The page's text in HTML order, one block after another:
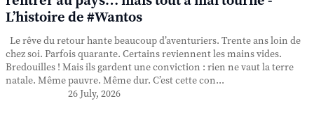
L’histoire de #Wantos
Le rêve du retour hante beaucoup d’aventuriers. Trente ans loin de
chez soi. Parfois quarante. Certains reviennent les mains vides.
Bredouilles ! Mais ils gardent une conviction : rien ne vaut la terre
natale. Même pauvre. Même dur. C’est cette con...
26 July, 2026